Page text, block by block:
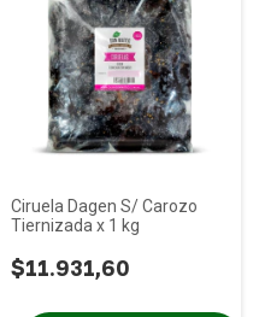
Ciruela Dagen S/ Carozo
Tiernizada x 1 kg
$11.931,60